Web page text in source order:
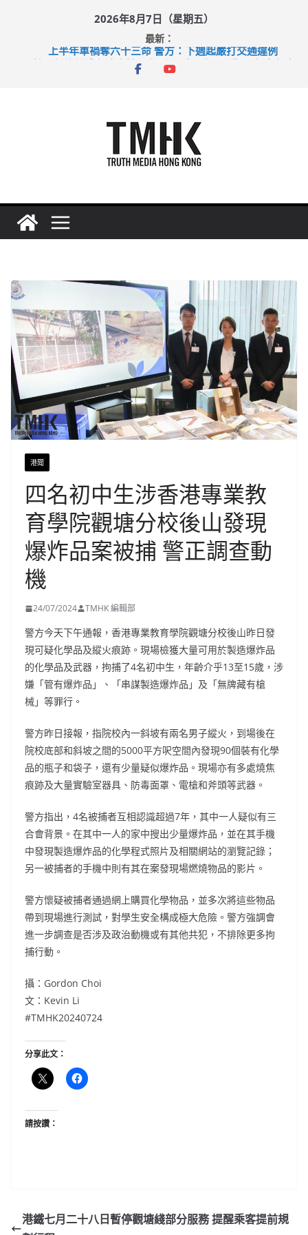
2026年8月7日（星期五）
最新：
上半年車禍奪六十三命 警方：下週起嚴打交通違例
性罪行修例獲九成支持 鄧炳強：爭取今屆任期內完成立法
港聞
四名初中生涉香港專業教
育學院觀塘分校後山發現
爆炸品案被捕 警正調查動
機
24/07/2024 TMHK 編輯部
警方今天下午通報，香港專業教育學院觀塘分校後山昨日發
現可疑化學品及縱火痕跡。現場檢獲大量可用於製造爆炸品
的化學品及武器，拘捕了4名初中生，年齡介乎13至15歲，涉
嫌「管有爆炸品」、「串謀製造爆炸品」及「無牌藏有槍
械」等罪行。
警方昨日接報，指院校內一斜坡有兩名男子縱火，到場後在
院校底部和斜坡之間的5000平方呎空間內發現90個裝有化學
品的瓶子和袋子，還有少量疑似爆炸品。現場亦有多處燒焦
痕跡及大量實驗室器具、防毒面罩、電槍和斧頭等武器。
警方指出，4名被捕者互相認識超過7年，其中一人疑似有三
合會背景。在其中一人的家中搜出少量爆炸品，並在其手機
中發現製造爆炸品的化學程式照片及相關網站的瀏覽記錄；
另一被捕者的手機中則有其在案發現場燃燒物品的影片。
警方懷疑被捕者通過網上購買化學物品，並多次將這些物品
帶到現場進行測試，對學生安全構成極大危險。警方強調會
進一步調查是否涉及政治動機或有其他共犯，不排除更多拘
捕行動。
攝：Gordon Choi
文：Kevin Li
#TMHK20240724
分享此文：
請按讚：
港鐵七月二十八日暫停觀塘綫部分服務 提醒乘客提前規